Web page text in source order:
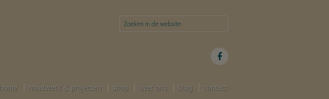
home maatwerk & projecten shop over ons blog contact